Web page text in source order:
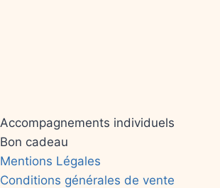
Accompagnements individuels
Bon cadeau
Mentions Légales
Conditions générales de vente